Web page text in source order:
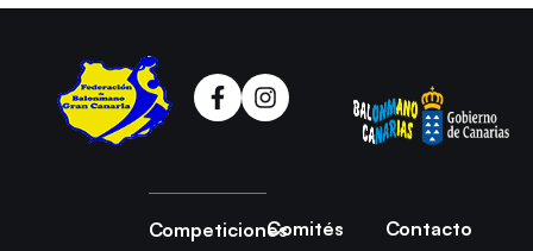
CompeticionesComités
Contacto